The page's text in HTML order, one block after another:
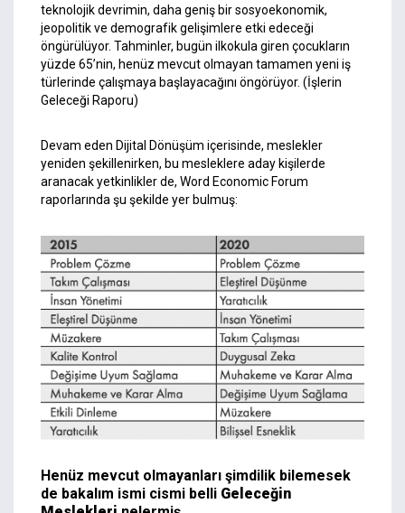
teknolojik devrimin, daha geniş bir sosyoekonomik,
jeopolitik ve demografik gelişimlere etki edeceği
öngürülüyor. Tahminler, bugün ilkokula giren çocukların
yüzde 65’nin, henüz mevcut olmayan tamamen yeni iş
türlerinde çalışmaya başlayacağını öngörüyor. (İşlerin
Geleceği Raporu)
Devam eden Dijital Dönüşüm içerisinde, meslekler
yeniden şekillenirken, bu mesleklere aday kişilerde
aranacak yetkinlikler de, Word Economic Forum
raporlarında şu şekilde yer bulmuş:
Henüz mevcut olmayanları şimdilik bilemesek
de bakalım ismi cismi belli Geleceğin